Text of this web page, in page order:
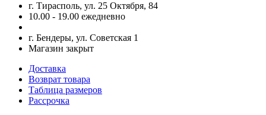
г. Тирасполь, ул. 25 Октября, 84
10.00 - 19.00 ежедневно
г. Бендеры, ул. Советская 1
Магазин закрыт
Доставка
Возврат товара
Таблица размеров
Рассрочка